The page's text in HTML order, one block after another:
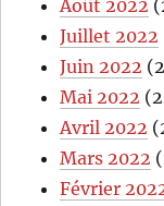
Août 2022
Juillet 2022
Juin 2022
Mai 2022
Avril 2022
Mars 2022
Février